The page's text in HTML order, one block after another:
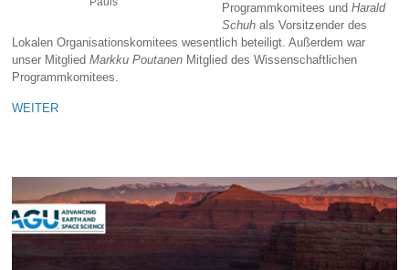
Programmkomitees undHarald
Schuh als Vorsitzender des
Lokalen Organisationskomitees wesentlich beteiligt. Außerdem war
unser MitgliedMarkku Poutanen Mitglied des Wissenschaftlichen
Programmkomitees.
WEITER